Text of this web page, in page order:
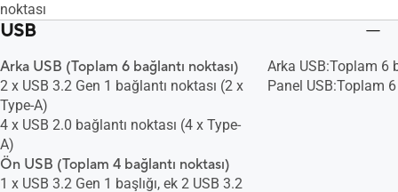
noktası
USB
Arka USB (Toplam 6 bağlantı noktası)
2 x USB 3.2 Gen 1 bağlantı noktası (2 x
Type-A)
4 x USB 2.0 bağlantı noktası (4 x Type-
A)
Ön USB (Toplam 4 bağlantı noktası)
1 x USB 3.2 Gen 1 başlığı, ek 2 USB 3.2
Arka USB:Toplam 6
Panel USB:Toplam